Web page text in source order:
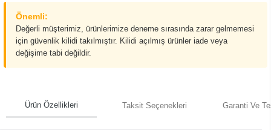
Önemli:
Değerli müşterimiz, ürünlerimize deneme sırasında zarar gelmemesi
için güvenlik kilidi takılmıştır. Kilidi açılmış ürünler iade veya
değişime tabi değildir.
Ürün Özellikleri Taksit Seçenekleri Garanti Ve